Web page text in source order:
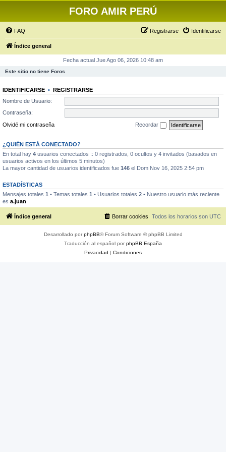
FORO AMIR PERÚ
FAQ Identificarse
Registrarse
Índice general
Fecha actual Jue Ago 06, 2026 10:48 am
Este sitio no tiene Foros
IDENTIFICARSE • REGISTRARSE
Nombre de Usuario:
Contraseña:
Olvidé mi contraseña
Recordar
¿QUIÉN ESTÁ CONECTADO?
En total hay 4 usuarios conectados :: 0 registrados, 0 ocultos y 4 invitados (basados en
usuarios activos en los últimos 5 minutos)
La mayor cantidad de usuarios identificados fue 146 el Dom Nov 16, 2025 2:54 pm
ESTADÍSTICAS
Mensajes totales 1 • Temas totales 1 • Usuarios totales 2 • Nuestro usuario más reciente
es a.juan
Índice general Todos los horarios son UTC
Borrar cookies
Desarrollado porphpBB® Forum Software © phpBB Limited
Traducción al español porphpBB España
Privacidad | Condiciones